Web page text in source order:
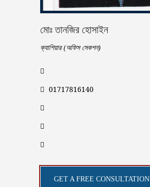
মোঃ তানজির হোসাইন
ক্যাশিয়ার (অফিস সেকশন)
01717816140
GET A FREE CONSULTATION